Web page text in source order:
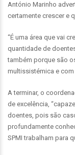
António Marinho
certamente crescer e
“É uma área que vai
quantidade de
também porque são
multissistémica e
A terminar, o
de excelência,
doentes, pois são
profundamente
SPMI trabalham para